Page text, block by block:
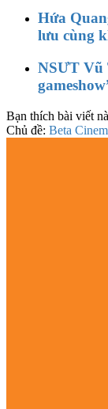
Hứa
lưu cùng
NSƯT Vũ
Bạn thích bài viết
Chủ đề: Beta